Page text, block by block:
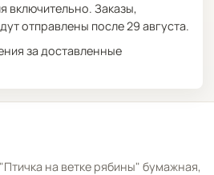
включительно. Заказы,
отправлены после 29 августа.
за доставленные
на ветке рябины" бумажная,